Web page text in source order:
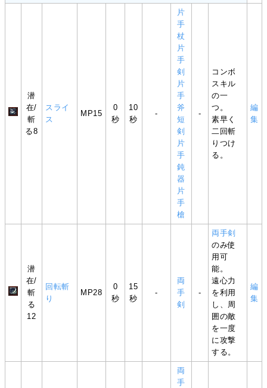
潜
在/
斬
る8
スライ
ス
MP15
0
秒
10
秒
-
片
手
杖
片
手
剣
片
手
斧
短
剣
片
手
鈍
器
片
手
槍
-
コンボ
スキル
の一
つ。
素早く
二回斬
りつけ
る。
編
集
潜
在/
斬
る
12
回転斬
り
MP28
0
秒
15
秒
-
両
手
剣
-
両手剣
のみ使
用可
能。
遠心力
を利用
し、周
囲の敵
を一度
に攻撃
する。
編
集
両
手